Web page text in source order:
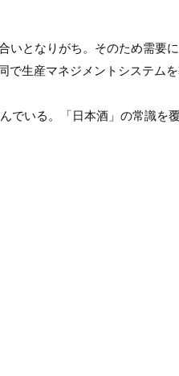
となりがち。そのため需要
生産マネジメントシステム
いる。「日本酒」の常識を